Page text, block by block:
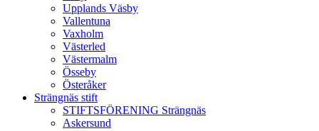
Upplands Väsby
Vallentuna
Vaxholm
Västerled
Västermalm
Össeby
Österåker
Strängnäs stift
STIFTSFÖRENING Strängnäs
Askersund